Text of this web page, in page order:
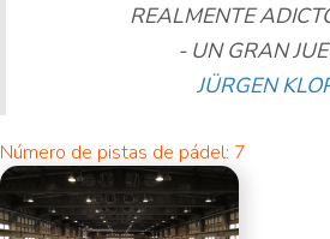
REALMENTE
- UN GRAN
JÜRGEN
Número de pistas de pádel: 7